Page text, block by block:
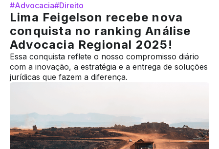
#Advocacia#Direito
Lima Feigelson recebe nova
conquista no ranking Análise
Advocacia Regional 2025!
Essa conquista reflete o nosso compromisso diário
com a inovação, a estratégia e a entrega de soluções
jurídicas que fazem a diferença.